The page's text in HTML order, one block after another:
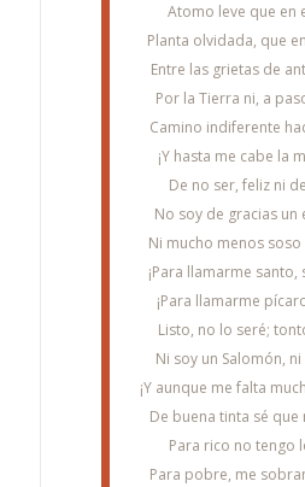
Atomo leve que en
Planta olvidada, que
Entre las grietas de
Por la Tierra ni, a
Camino indiferente
¡Y hasta me cabe la
De no ser, feliz ni
No soy de gracias un
Ni mucho menos
¡Para llamarme santo,
¡Para llamarme
Listo, no lo seré;
Ni soy un Salomón,
¡Y aunque me falta
De buena tinta sé
Para rico no tengo
Para pobre, me